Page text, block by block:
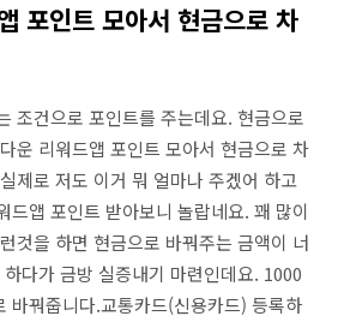
포인트 모아서 현금으로 차
조건으로 포인트를 주는데요. 현금으로
운 리워드앱 포인트 모아서 현금으로 차
제로 저도 이거 뭐 얼마나 주겠어 하고
드앱 포인트 받아보니 놀랍네요. 꽤 많이
것을 하면 현금으로 바꿔주는 금액이 너
다가 금방 실증내기 마련인데요. 1000
바꿔줍니다.교통카드(신용카드) 등록하